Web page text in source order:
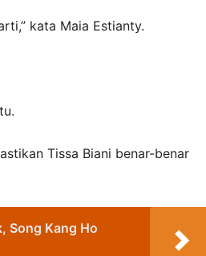
kata Maia Estianty.
Tissa Biani benar-benar
Song Kang Ho